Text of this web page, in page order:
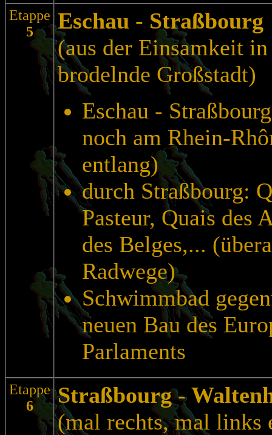
Etappe
5
Eschau - Straßbourg
(aus der Einsamkeit
brodelnde Großstadt)
Eschau -
noch am Rhein-
entlang)
durch Straßbourg:
Pasteur, Quais des
des Belges,...
Radwege)
Schwimmbad
neuen Bau des
Parlaments
Etappe
6
Straßbourg-
(mal rechts, mal links